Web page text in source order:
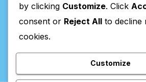
Valpaços
by clicking Customize. Click
consent or Reject All to decline
cookies.
Customize